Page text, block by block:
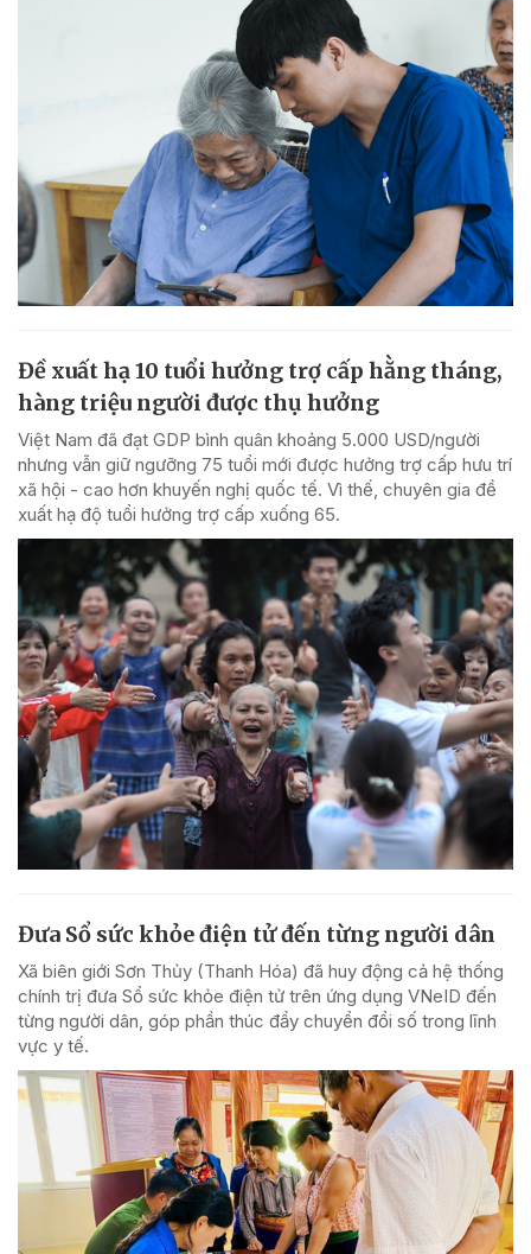
Đề xuất hạ 10 tuổi hưởng trợ cấp hằng tháng,
hàng triệu người được thụ hưởng
Việt Nam đã đạt GDP bình quân khoảng 5.000 USD/người
nhưng vẫn giữ ngưỡng 75 tuổi mới được hưởng trợ cấp hưu trí
xã hội - cao hơn khuyến nghị quốc tế. Vì thế, chuyên gia đề
xuất hạ độ tuổi hưởng trợ cấp xuống 65.
Đưa Sổ sức khỏe điện tử đến từng người dân
Xã biên giới Sơn Thủy (Thanh Hóa) đã huy động cả hệ thống
chính trị đưa Sổ sức khỏe điện tử trên ứng dụng VNeID đến
từng người dân, góp phần thúc đẩy chuyển đổi số trong lĩnh
vực y tế.